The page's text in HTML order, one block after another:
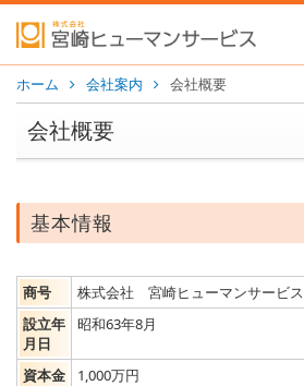
ホーム 会社案内 会社概要
会社概要
基本情報
商号
株式会社 宮崎ヒューマンサービス
設立年
月日
昭和63年8月
資本金
1,000万円